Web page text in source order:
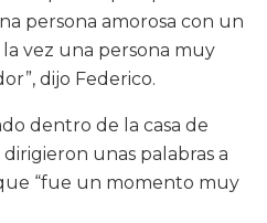
persona amorosa con un
vez una persona muy
dijo Federico.
dentro de la casa de
unas palabras a
“fue un momento muy